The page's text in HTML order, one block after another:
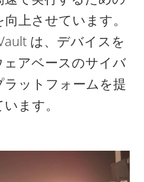
上させています。
は、デバイスを
アベースのサイバ
ットフォームを提
ます。